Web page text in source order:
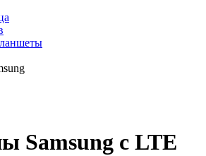
Samsung с LTE